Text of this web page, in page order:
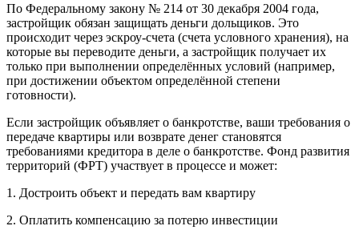
По Федеральному закону № 214 от 30 декабря 2004 года,
застройщик обязан защищать деньги дольщиков. Это
происходит через эскроу-счета (счета условного хранения), на
которые вы переводите деньги, а застройщик получает их
только при выполнении определённых условий (например,
при достижении объектом определённой степени
готовности).
Если застройщик объявляет о банкротстве, ваши требования о
передаче квартиры или возврате денег становятся
требованиями кредитора в деле о банкротстве. Фонд развития
территорий (ФРТ) участвует в процессе и может:
1. Достроить объект и передать вам квартиру
2. Оплатить компенсацию за потерю инвестиции